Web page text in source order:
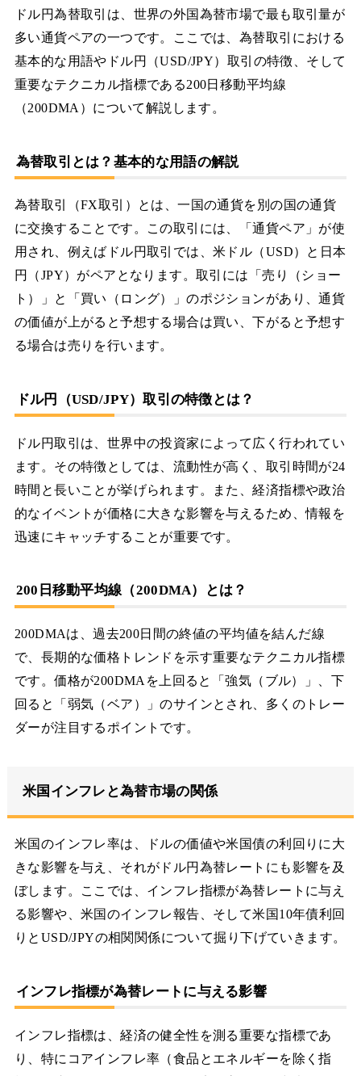
ドル円為替取引は、世界の外国為替市場で最も取引量が
多い通貨ペアの一つです。ここでは、為替取引における
基本的な用語やドル円（USD/JPY）取引の特徴、そして
重要なテクニカル指標である200日移動平均線
（200DMA）について解説します。
為替取引とは？基本的な用語の解説
為替取引（FX取引）とは、一国の通貨を別の国の通貨
に交換することです。この取引には、「通貨ペア」が使
用され、例えばドル円取引では、米ドル（USD）と日本
円（JPY）がペアとなります。取引には「売り（ショー
ト）」と「買い（ロング）」のポジションがあり、通貨
の価値が上がると予想する場合は買い、下がると予想す
る場合は売りを行います。
ドル円（USD/JPY）取引の特徴とは？
ドル円取引は、世界中の投資家によって広く行われてい
ます。その特徴としては、流動性が高く、取引時間が24
時間と長いことが挙げられます。また、経済指標や政治
的なイベントが価格に大きな影響を与えるため、情報を
迅速にキャッチすることが重要です。
200日移動平均線（200DMA）とは？
200DMAは、過去200日間の終値の平均値を結んだ線
で、長期的な価格トレンドを示す重要なテクニカル指標
です。価格が200DMAを上回ると「強気（ブル）」、下
回ると「弱気（ベア）」のサインとされ、多くのトレー
ダーが注目するポイントです。
米国インフレと為替市場の関係
米国のインフレ率は、ドルの価値や米国債の利回りに大
きな影響を与え、それがドル円為替レートにも影響を及
ぼします。ここでは、インフレ指標が為替レートに与え
る影響や、米国のインフレ報告、そして米国10年債利回
りとUSD/JPYの相関関係について掘り下げていきます。
インフレ指標が為替レートに与える影響
インフレ指標は、経済の健全性を測る重要な指標であ
り、特にコアインフレ率（食品とエネルギーを除く指